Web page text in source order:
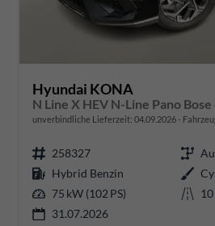
Hyundai KONA
N Line X HEV N-Line Pano
unverbindliche Lieferzeit: 04.09.2026
258327
Hybrid Benzin
75 kW (102 PS)
31.07.2026